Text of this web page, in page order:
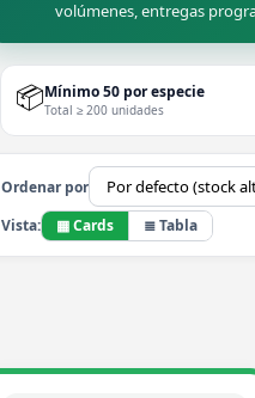
volúmenes, entregas
📦Mínimo 50 por especie
Total ≥ 200 unidades
Ordenar por
Vista:
▦ Cards ≣ Tabla